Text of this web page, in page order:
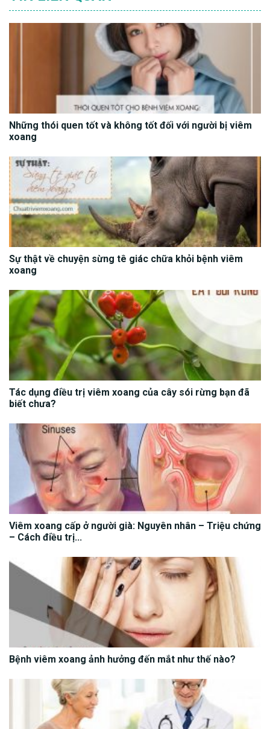
Những thói quen tốt và không tốt đối với người bị viêm
xoang
Sự thật về chuyện sừng tê giác chữa khỏi bệnh viêm
xoang
Tác dụng điều trị viêm xoang của cây sói rừng bạn đã
biết chưa?
Viêm xoang cấp ở người già: Nguyên nhân – Triệu chứng
– Cách điều trị...
Bệnh viêm xoang ảnh hưởng đến mắt như thế nào?